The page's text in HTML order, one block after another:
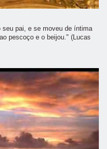
pai, e se moveu de íntima
pescoço e o beijou." (Lucas